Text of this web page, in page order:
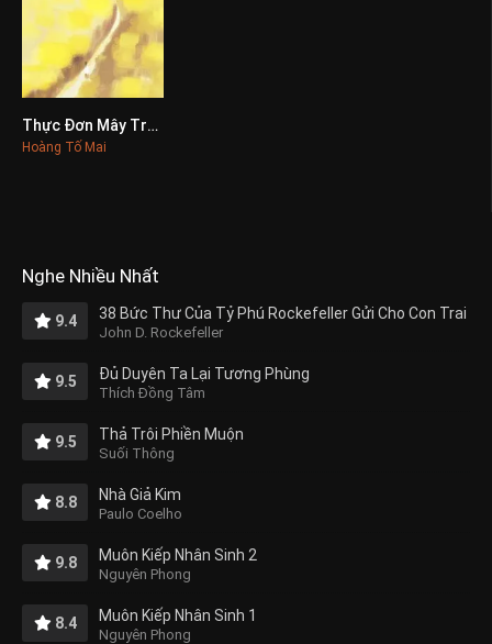
0
Thực Đơn Mây Trắng
Hoàng Tố Mai
Nghe Nhiều Nhất
9.4 38 Bức Thư Của Tỷ Phú Rockefeller Gửi Cho Con Trai
John D. Rockefeller
9.5 Đủ Duyên Ta Lại Tương Phùng
Thích Đồng Tâm
9.5 Thả Trôi Phiền Muộn
Suối Thông
8.8 Nhà Giả Kim
Paulo Coelho
9.8 Muôn Kiếp Nhân Sinh 2
Nguyên Phong
8.4 Muôn Kiếp Nhân Sinh 1
Nguyên Phong